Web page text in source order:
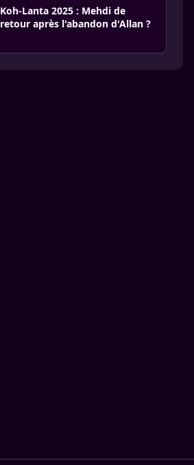
Koh-Lanta 2025 : Mehdi de
retour après l'abandon d'Allan ?